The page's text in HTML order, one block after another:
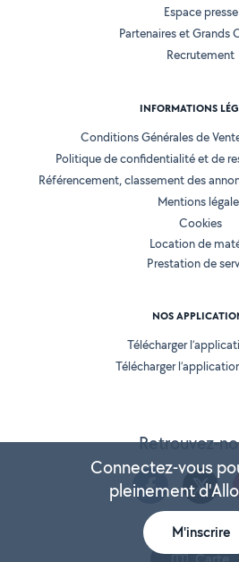
Retrouvez-
Espace presse
Partenaires et Grands
Recrutement
INFORMATIONS
Conditions Générales de
Politique de confidentialité et de
Référencement, classement des
Mentions
Cookies
Location de
Prestation de
NOS
Télécharger
Télécharger
Connectez-vous
pleinement
M'inscrire